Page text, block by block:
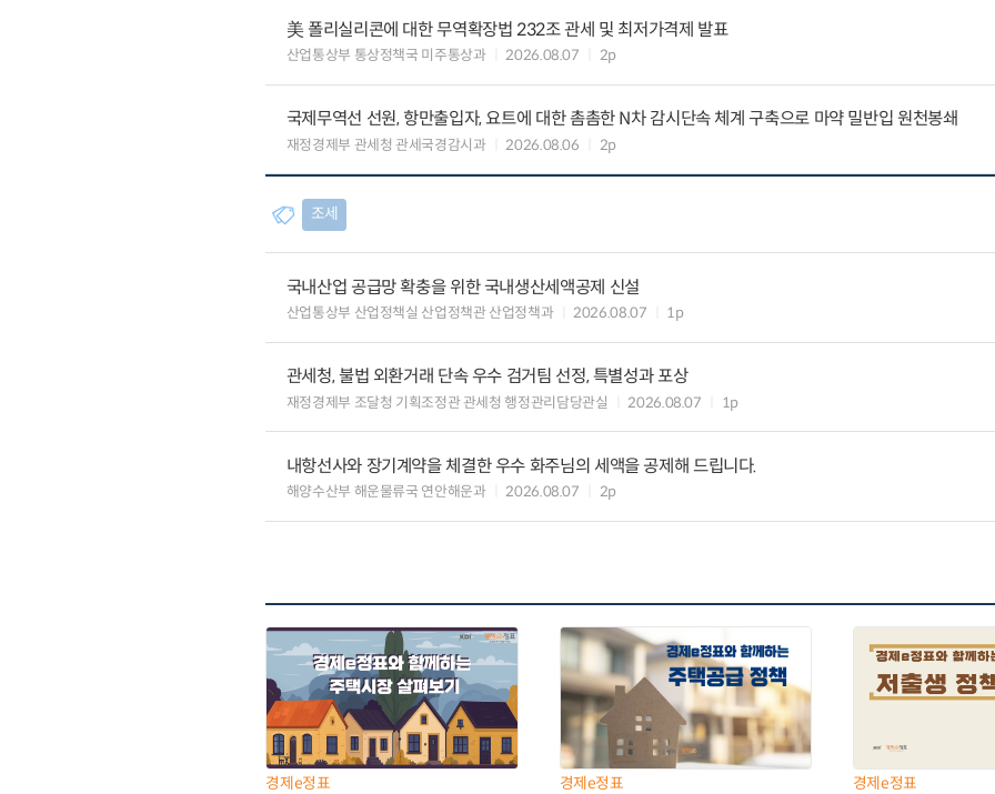
美 폴리실리콘에 대한 무역확장법 232조 관세 및 최저가격제 발표
산업통상부 통상정책국 미주통상과 2026.08.07 2p
국제무역선 선원, 항만출입자, 요트에 대한 촘촘한 N차 감시단속 체계 구축으로 마약 밀반입 원천봉쇄
재정경제부 관세청 관세국경감시과 2026.08.06 2p
조세
국내산업 공급망 확충을 위한 국내생산세액공제 신설
산업통상부 산업정책실 산업정책관 산업정책과 2026.08.07 1p
관세청, 불법 외환거래 단속 우수 검거팀 선정, 특별성과 포상
재정경제부 조달청 기획조정관 관세청 행정관리담당관실 2026.08.07 1p
내항선사와 장기계약을 체결한 우수 화주님의 세액을 공제해 드립니다.
해양수산부 해운물류국 연안해운과 2026.08.07 2p
경제e정표 경제e정표 경제e정표